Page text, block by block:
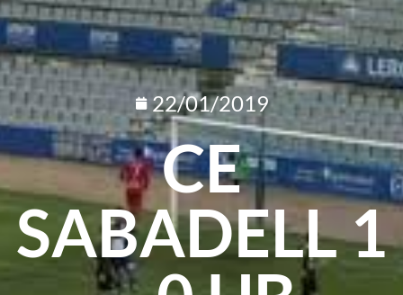
22/01/2019
CE
SABADELL 1